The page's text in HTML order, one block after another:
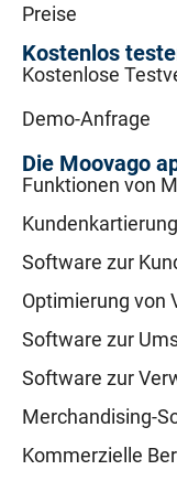
Preise
Kostenlos
Kostenlose
Demo-Anfrage
Die Moovago
Funktionen von
Kundenkartierung
Software zur
Optimierung von
Software zur
Software zur
Merchandising-
Kommerzielle